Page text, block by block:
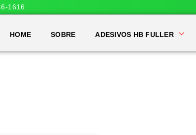
1616
HOME SOBRE ADESIVOS HB FULLER